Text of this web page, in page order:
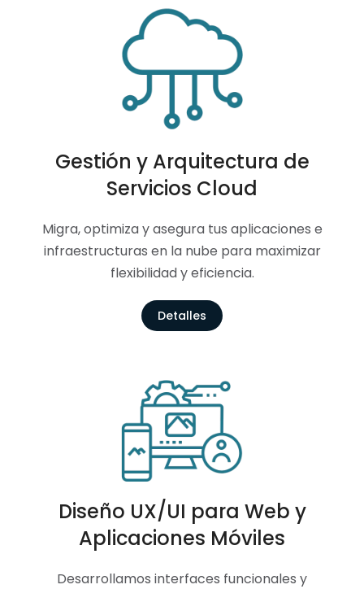
Gestión y Arquitectura de
Servicios Cloud
Migra, optimiza y asegura tus aplicaciones e
infraestructuras en la nube para maximizar
flexibilidad y eficiencia.
Detalles
Diseño UX/UI para Web y
Aplicaciones Móviles
Desarrollamos interfaces funcionales y